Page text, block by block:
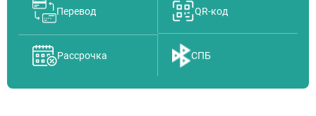
Перевод QR-код
Рассрочка СПБ
Яхрома
Белоозёрский
Высоковск
Дрезна
Пересвет